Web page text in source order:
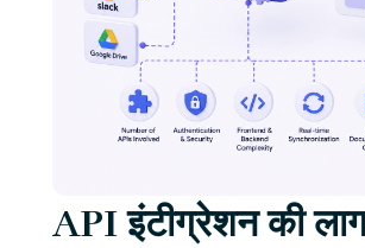
API इंटीग्रेशन की